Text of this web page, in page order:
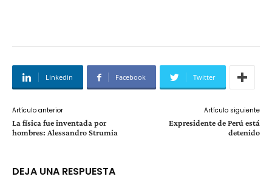
Linkedin Facebook Twitter
Artículo anterior
La física fue inventada por
hombres: Alessandro Strumia
Artículo siguiente
Expresidente de Perú está
detenido
DEJA UNA RESPUESTA